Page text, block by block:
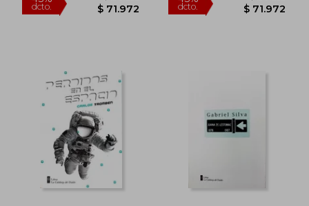
45%
dcto.
$ 130.858
$ 71.972